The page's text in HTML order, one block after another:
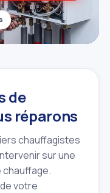
de
réparons
chauffagistes
sur une
chauffage.
votre